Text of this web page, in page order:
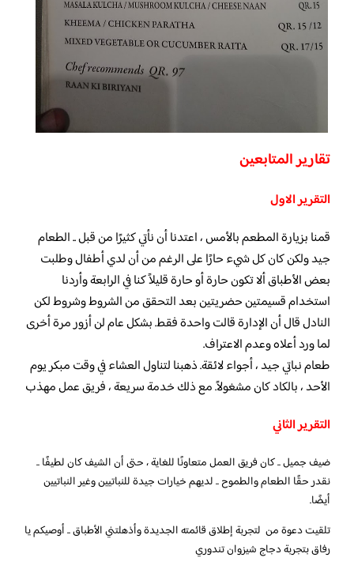
تقارير المتابعين
التقرير الاول
قمنا بزيارة المطعم بالأمس ، اعتدنا أن نأتي كثيرًا من قبل .. الطعام
جيد ولكن كان كل شيء حارًا على الرغم من أن لدي أطفال وطلبت
بعض الأطباق ألا تكون حارة أو حارة قليلاً كنا في الرابعة وأردنا
استخدام قسيمتين حضريتين بعد التحقق من الشروط وشروط لكن
النادل قال أن الإدارة قالت واحدة فقط. بشكل عام لن أزور مرة أخرى
لما ورد أعلاه وعدم الاعتراف.
طعام نباتي جيد ، أجواء لائقة. ذهبنا لتناول العشاء في وقت مبكر يوم
الأحد ، بالكاد كان مشغولاً. مع ذلك خدمة سريعة ، فريق عمل مهذب
التقرير الثاني
ضيف جميل .. كان فريق العمل متعاونًا للغاية ، حتى أن الشيف كان لطيفًا ..
نقدر حقًا الطعام والطموح .. لديهم خيارات جيدة للنباتيين وغير النباتيين
أيضًا.
تلقيت دعوة من لتجربة إطلاق قائمته الجديدة وأذهلتني الأطباق .. أوصيكم يا
رفاق بتجربة دجاج شيزوان تندوري